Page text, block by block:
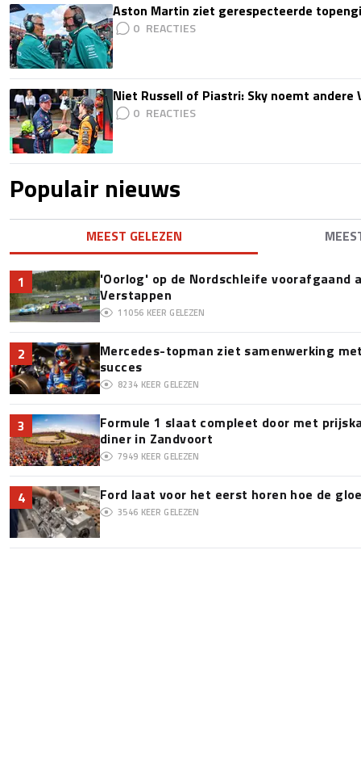
Aston Martin ziet gerespecteerde
0
Niet Russell of Piastri: Sky noemt
0
Populair nieuws
MEEST GELEZEN
1
'Oorlog' op de Nordschleife voorafgaand
Verstappen
11056 KEER GELEZEN
2
Mercedes-topman ziet samenwerking
succes
8234 KEER GELEZEN
3
Formule 1 slaat compleet door met
diner in Zandvoort
7949 KEER GELEZEN
4 Ford laat voor het eerst horen hoe de
3546 KEER GELEZEN